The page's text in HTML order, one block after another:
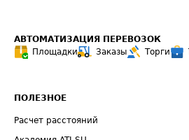
АВТОМАТИЗАЦИЯ ПЕРЕВОЗОК
Площадки
Заказы Торги
ПОЛЕЗНОЕ
Расчет расстояний